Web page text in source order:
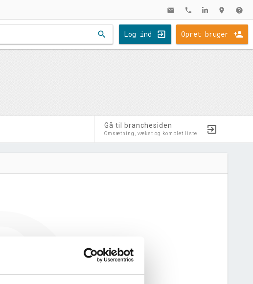
mail phone location_on help
search Log ind Opret bruger
Gå til branchesiden
Omsætning, vækst og komplet liste
generere figuren